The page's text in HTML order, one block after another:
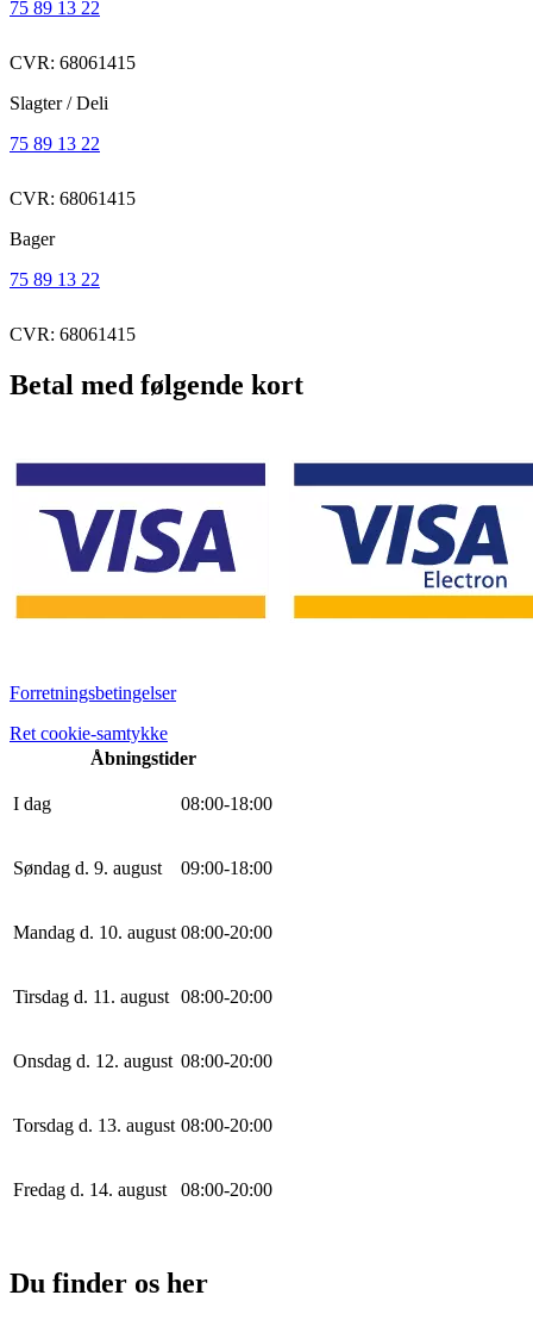
75 89 13 22
CVR: 68061415
Slagter / Deli
75 89 13 22
CVR: 68061415
Bager
75 89 13 22
CVR: 68061415
Betal med følgende kort
Forretningsbetingelser
Ret cookie-samtykke
Åbningstider
I dag 08:00-18:00
Søndag d. 9. august 09:00-18:00
Mandag d. 10. august 08:00-20:00
Tirsdag d. 11. august 08:00-20:00
Onsdag d. 12. august 08:00-20:00
Torsdag d. 13. august 08:00-20:00
Fredag d. 14. august 08:00-20:00
Du finder os her